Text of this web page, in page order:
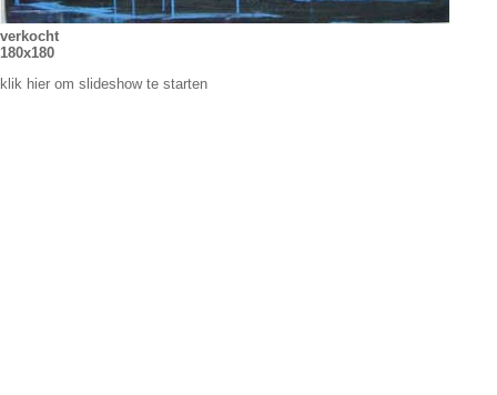
verkocht
180x180
klik hier om slideshow te starten